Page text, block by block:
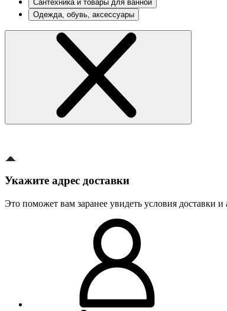
Сантехника и товары для ванной
Одежда, обувь, аксессуары
Укажите адрес доставки
Это поможет вам заранее увидеть условия доставки